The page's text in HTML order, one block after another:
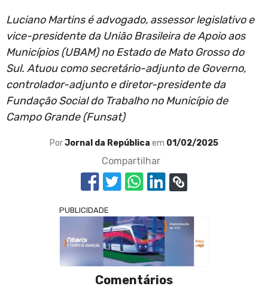
Luciano Martins é advogado, assessor legislativo e
vice-presidente da União Brasileira de Apoio aos
Municípios (UBAM) no Estado de Mato Grosso do
Sul. Atuou como secretário-adjunto de Governo,
controlador-adjunto e diretor-presidente da
Fundação Social do Trabalho no Município de
Campo Grande (Funsat)
PorJornal da República em 01/02/2025
Compartilhar
PUBLICIDADE
Comentários